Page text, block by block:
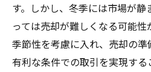
す。しかし、冬季には市場が静
っては売却が難しくなる可能
季節性を考慮に入れ、売却の準
有利な条件での取引を実現す